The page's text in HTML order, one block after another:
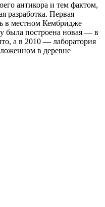
антикора и тем фактом,
разработка. Первая
в местном Кембридже
была построена новая — в
а в 2010 — лаборатория
в деревне